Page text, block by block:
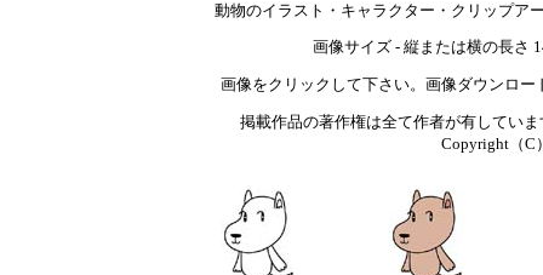
動物のイラスト・キャラクター・クリップア
画像サイズ - 縦または横の長さ
画像をクリックして下さい。画像ダウンロー
掲載作品の著作権は全て作者が有してい
Copyright（C